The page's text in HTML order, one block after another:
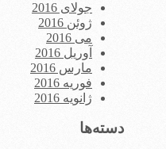
جولای 2016
ژوئن 2016
می 2016
آوریل 2016
مارس 2016
فوریه 2016
ژانویه 2016
دسته‌ها